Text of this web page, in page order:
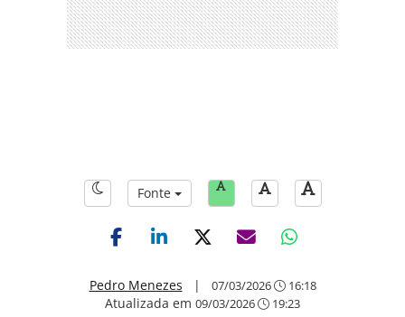
Fonte
Pedro Menezes | 07/03/2026 16:18
Atualizada em 09/03/2026 19:23